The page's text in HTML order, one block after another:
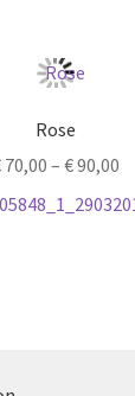
Rose
70,00 – €90,00